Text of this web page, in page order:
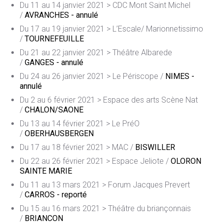
Du 11 au 14 janvier 2021 > CDC Mont Saint Michel
/ AVRANCHES - annulé
Du 17 au 19 janvier 2021 > L’Escale/ Marionnetissimo
/ TOURNEFEUILLE
Du 21 au 22 janvier 2021 > Théâtre Albarede
/ GANGES - annulé
Du 24 au 26 janvier 2021 > Le Périscope / NIMES -
annulé
Du 2 au 6 février 2021 > Espace des arts Scène Nat
/ CHALON/SAONE
Du 13 au 14 février 2021 > Le PréO
/ OBERHAUSBERGEN
Du 17 au 18 février 2021 > MAC / BISWILLER
Du 22 au 26 février 2021 > Espace Jeliote / OLORON
SAINTE MARIE
Du 11 au 13 mars 2021 > Forum Jacques Prevert
/ CARROS - reporté
Du 15 au 16 mars 2021 > Théâtre du briançonnais
/ BRIANCON